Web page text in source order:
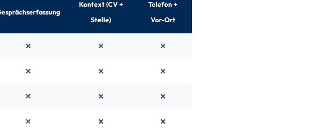
Kontext (CV +
Stelle)
Telefon +
Vor-Ort
❌ ❌ ❌
❌ ❌ ❌
❌ ❌ ❌
❌ ❌ ❌